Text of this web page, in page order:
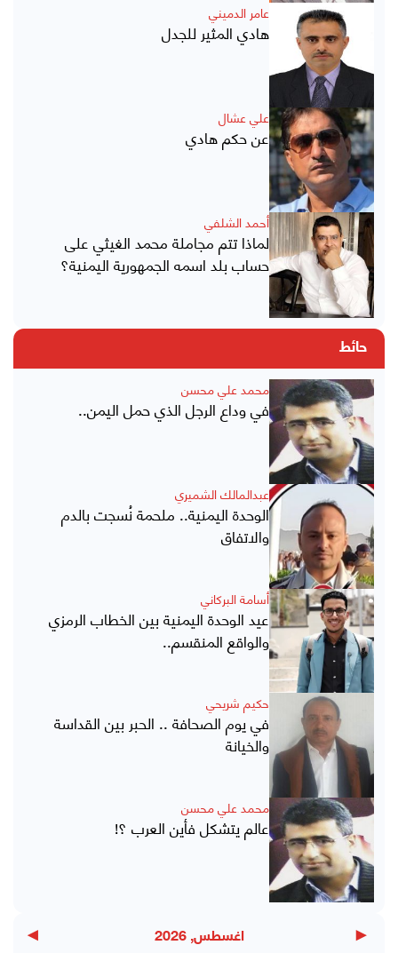
عامر الدميني
هادي المثير للجدل
علي عشال
عن حكم هادي
أحمد الشلفي
لماذا تتم مجاملة محمد الغيثي على
حساب بلد اسمه الجمهورية اليمنية؟
حائط
محمد علي محسن
في وداع الرجل الذي حمل اليمن..
عبدالمالك الشميري
الوحدة اليمنية.. ملحمة نُسجت بالدم
والاتفاق
أسامة البركاني
عيد الوحدة اليمنية بين الخطاب الرمزي
والواقع المنقسم..
حكيم شريحي
في يوم الصحافة .. الحبر بين القداسة
والخيانة
محمد علي محسن
عالم يتشكل فأين العرب ؟!
◀ اغسطس, 2026 ▶